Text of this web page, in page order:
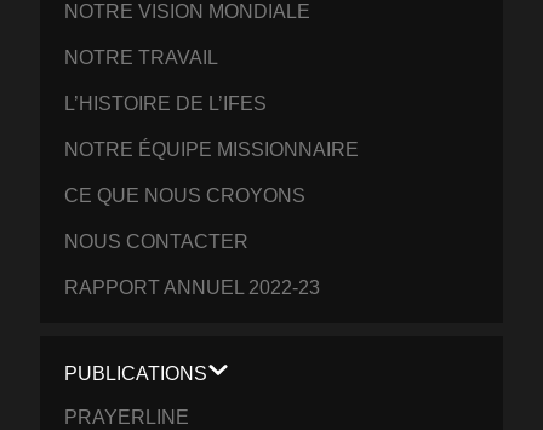
NOTRE VISION MONDIALE
NOTRE TRAVAIL
L’HISTOIRE DE L’IFES
NOTRE ÉQUIPE MISSIONNAIRE
CE QUE NOUS CROYONS
NOUS CONTACTER
RAPPORT ANNUEL 2022-23
PUBLICATIONS
PRAYERLINE